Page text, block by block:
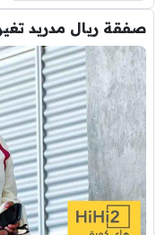
صفقة ريال مدريد